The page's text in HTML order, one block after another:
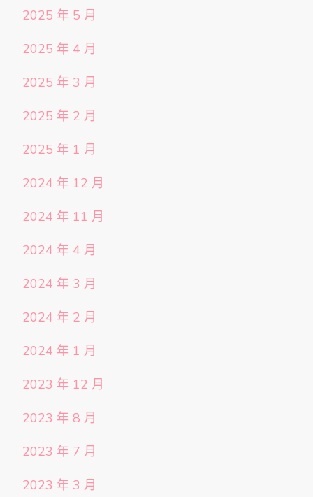
2025 年 5 月
2025 年 4 月
2025 年 3 月
2025 年 2 月
2025 年 1 月
2024 年 12 月
2024 年 11 月
2024 年 4 月
2024 年 3 月
2024 年 2 月
2024 年 1 月
2023 年 12 月
2023 年 8 月
2023 年 7 月
2023 年 3 月